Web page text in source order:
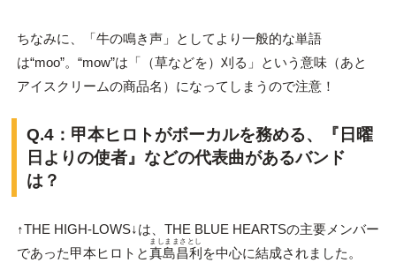
ちなみに、「牛の鳴き声」としてより一般的な単語
は“moo”。“mow”は「（草などを）刈る」という意味（あと
アイスクリームの商品名）になってしまうので注意！
Q.4：甲本ヒロトがボーカルを務める、『日曜
日よりの使者』などの代表曲があるバンド
は？
↑THE HIGH-LOWS↓は、THE BLUE HEARTSの主要メンバー
であった甲本ヒロトと真島昌利
ましままさとし
を中心に結成されました。